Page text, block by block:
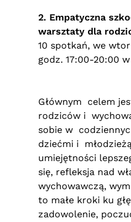
2. Empatyczna
warsztaty dla
10 spotkań, we
godz. 17:00-
Głównym celem
rodziców i
sobie w
dziećmi i
umiejętności
się, refleksja nad
wychowawczą,
to małe kroki ku
zadowolenie,